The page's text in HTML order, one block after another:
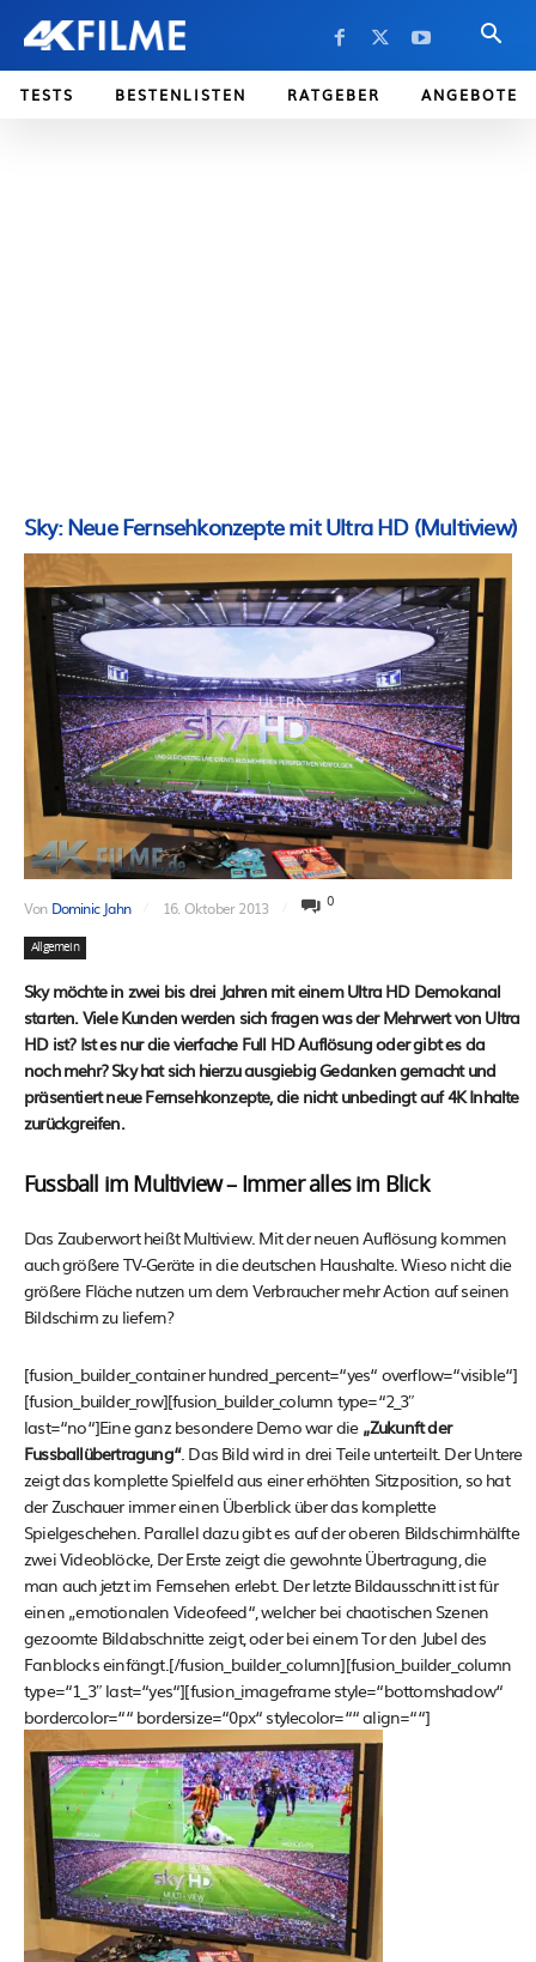
TESTS BESTENLISTEN RATGEBER ANGEBOTE
Sky: Neue Fernsehkonzepte mit Ultra HD (Multiview)
Von Dominic Jahn 16. Oktober 2013 0
Allgemein
Sky möchte in zwei bis drei Jahren mit einem Ultra HD Demokanal
starten. Viele Kunden werden sich fragen was der Mehrwert von Ultra
HD ist? Ist es nur die vierfache Full HD Auflösung oder gibt es da
noch mehr? Sky hat sich hierzu ausgiebig Gedanken gemacht und
präsentiert neue Fernsehkonzepte, die nicht unbedingt auf 4K Inhalte
zurückgreifen.
Fussball im Multiview – Immer alles im Blick
Das Zauberwort heißt Multiview. Mit der neuen Auflösung kommen
auch größere TV-Geräte in die deutschen Haushalte. Wieso nicht die
größere Fläche nutzen um dem Verbraucher mehr Action auf seinen
Bildschirm zu liefern?
[fusion_builder_container hundred_percent=“yes“ overflow=“visible“]
[fusion_builder_row][fusion_builder_column type=“2_3″
last=“no“]Eine ganz besondere Demo war die „Zukunft der
Fussballübertragung“. Das Bild wird in drei Teile unterteilt. Der Untere
zeigt das komplette Spielfeld aus einer erhöhten Sitzposition, so hat
der Zuschauer immer einen Überblick über das komplette
Spielgeschehen. Parallel dazu gibt es auf der oberen Bildschirmhälfte
zwei Videoblöcke, Der Erste zeigt die gewohnte Übertragung, die
man auch jetzt im Fernsehen erlebt. Der letzte Bildausschnitt ist für
einen „emotionalen Videofeed“, welcher bei chaotischen Szenen
gezoomte Bildabschnitte zeigt, oder bei einem Tor den Jubel des
Fanblocks einfängt.[/fusion_builder_column][fusion_builder_column
type=“1_3″ last=“yes“][fusion_imageframe style=“bottomshadow“
bordercolor=““ bordersize=“0px“ stylecolor=““ align=““]